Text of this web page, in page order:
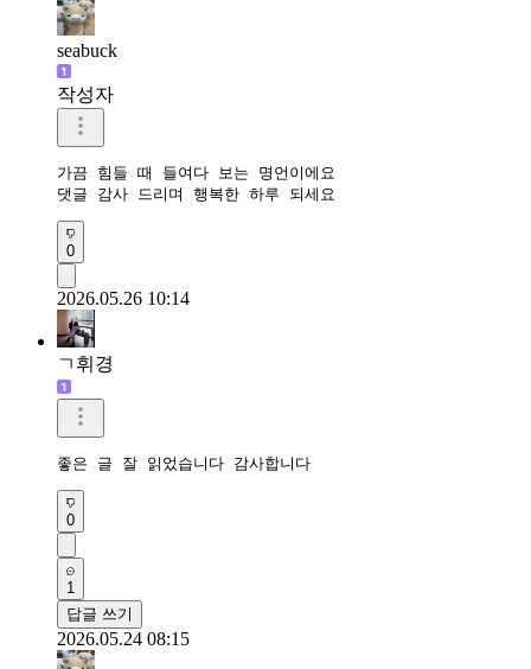
seabuck
작성자
가끔 힘들 때 들여다 보는 명언이에요
댓글 감사 드리며 행복한 하루 되세요
0
2026.05.26 10:14
ㄱ휘경
좋은 글 잘 읽었습니다 감사합니다
0
1
답글 쓰기
2026.05.24 08:15